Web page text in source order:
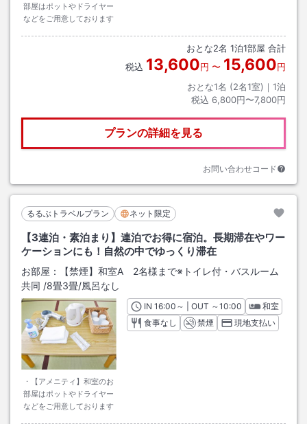
部屋はポットやドライヤー
などをご用意しております
おとな2名 1泊1部屋 合計
税込 13,600円 〜 15,600円
おとな1名 (2名1室)｜ 1泊
税込 6,800円〜7,800円
プランの詳細を見る
お問い合わせコード
るるぶトラベルプラン ネット限定
【3連泊・素泊まり】連泊でお得に宿泊。長期滞在やワー
ケーションにも！自然の中でゆっくり滞在
お部屋：
【禁煙】和室A 2名様まで※トイレ付・バスルーム
共同 /8畳3畳/風呂なし
・【アメニティ】和室のお
部屋はポットやドライヤー
などをご用意しております
INチェックイン
16:00 ～ | OUT チェックアウト
～10:00
和室
食事なし
禁煙 現地支払い